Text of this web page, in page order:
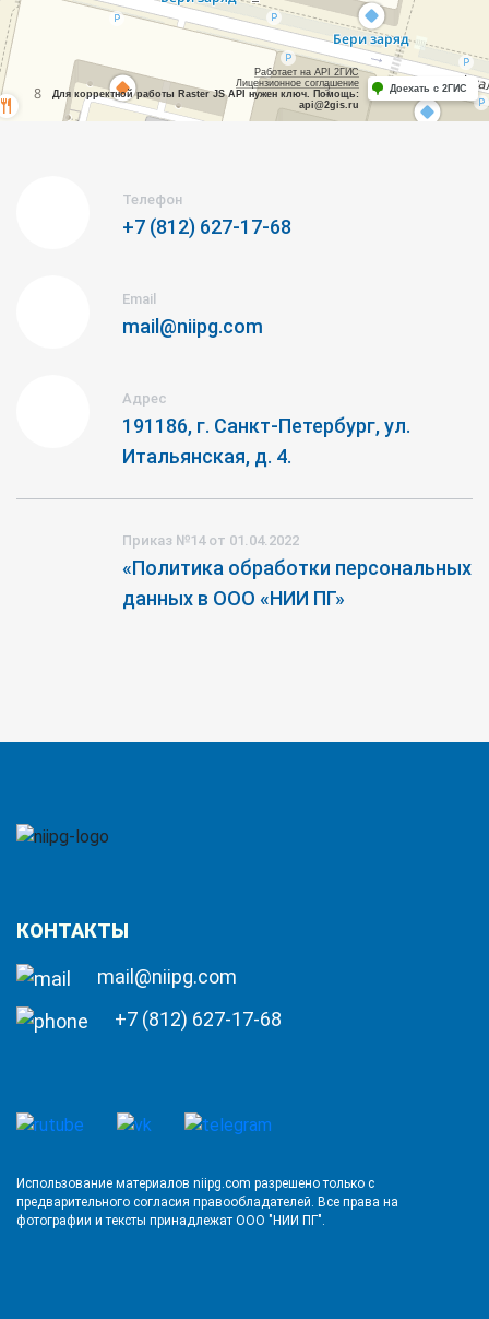
Работает на API 2ГИС
Лицензионное соглашение
Для корректной работы Raster JS API нужен ключ. Помощь:
api@2gis.ru
Доехать с 2ГИС
Телефон
+7 (812) 627-17-68
Email
mail@niipg.com
Адрес
191186, г. Санкт-Петербург, ул.
Итальянская, д. 4.
Приказ №14 от 01.04.2022
«Политика обработки персональных
данных в ООО «НИИ ПГ»
КОНТАКТЫ
mail@niipg.com
+7 (812) 627-17-68
Использование материалов niipg.com разрешено только с
предварительного согласия правообладателей. Все права на
фотографии и тексты принадлежат ООО "НИИ ПГ".